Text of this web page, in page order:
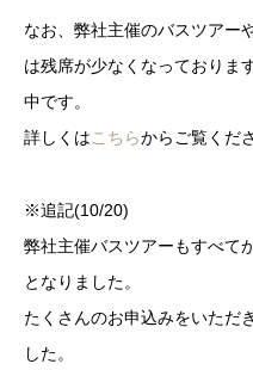
なお、弊社主催のバスツアー
は残席が少なくなっておりま
中です。
詳しくは こちらからご覧くだ
※追記(10/20)
弊社主催バスツアーもすべて
となりました。
たくさんのお申込みをいただ
した。